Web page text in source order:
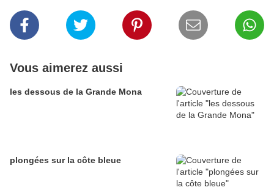
Vous aimerez aussi
les dessous de la Grande Mona
plongées sur la côte bleue